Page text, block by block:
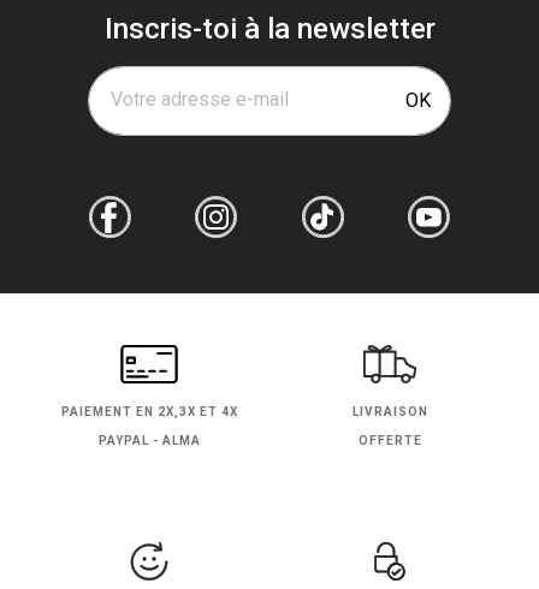
Inscris-toi à la newsletter
Votre adresse e-mail OK
PAIEMENT EN 2X,3X ET 4X
PAYPAL - ALMA
LIVRAISON
OFFERTE